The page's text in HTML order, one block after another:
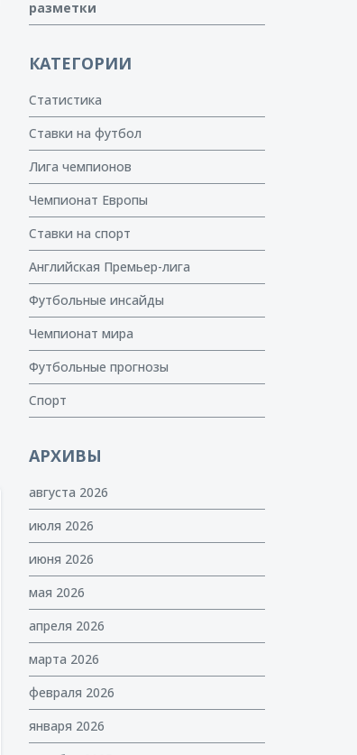
разметки
КАТЕГОРИИ
Статистика
Ставки на футбол
Лига чемпионов
Чемпионат Европы
Ставки на спорт
Английская Премьер-лига
Футбольные инсайды
Чемпионат мира
Футбольные прогнозы
Спорт
АРХИВЫ
августа 2026
июля 2026
июня 2026
мая 2026
апреля 2026
марта 2026
февраля 2026
января 2026